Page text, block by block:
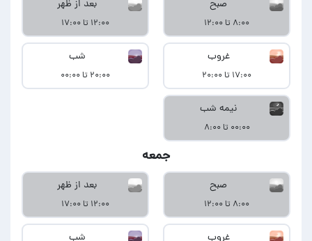
صبح
۸:۰۰ تا ۱۲:۰۰
بعد از ظهر
۱۲:۰۰ تا ۱۷:۰۰
غروب
۱۷:۰۰ تا ۲۰:۰۰
شب
۲۰:۰۰ تا ۰۰:۰۰
نیمه شب
۰۰:۰۰ تا ۸:۰۰
جمعه
صبح
۸:۰۰ تا ۱۲:۰۰
بعد از ظهر
۱۲:۰۰ تا ۱۷:۰۰
غروب شب